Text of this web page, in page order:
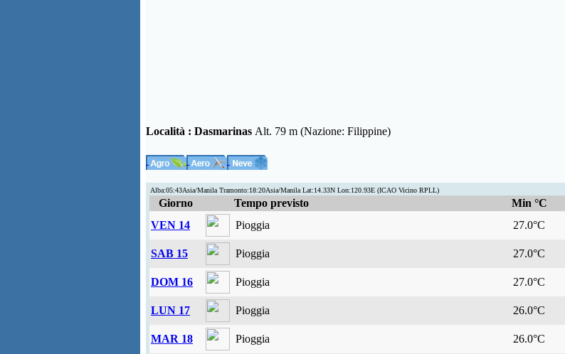
Località : Dasmarinas Alt. 79 m (Nazione: Filippine)
Alba:05:43Asia/Manila Tramonto:18:20Asia/Manila Lat:14.33N Lon:120.93E (ICAO Vicino RPLL)
Giorno Tempo previsto Min °C
VEN 14
Pioggia 27.0°C
SAB 15 Pioggia 27.0°C
DOM 16 Pioggia 27.0°C
LUN 17 Pioggia 26.0°C
MAR 18 Pioggia 26.0°C